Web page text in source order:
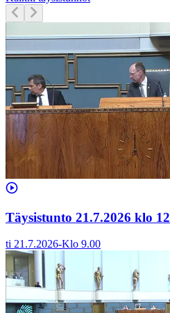
Täysistunto 21.7.2026 klo 12
ti 21.7.2026-Klo 9.00